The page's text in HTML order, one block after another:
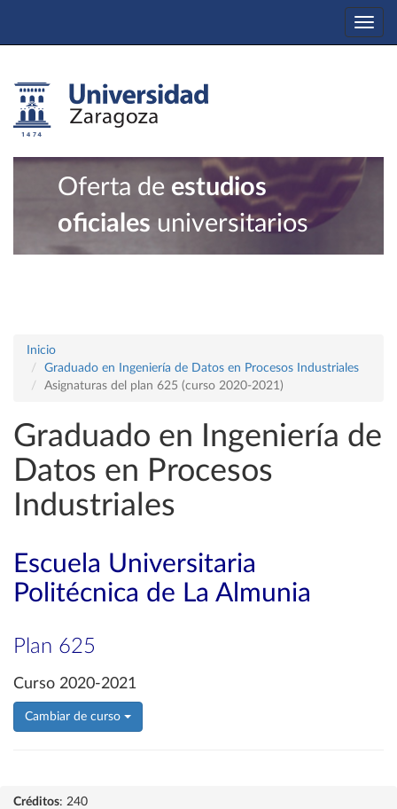
Oferta de estudios
oficiales universitarios
Inicio
Graduado en Ingeniería de Datos en Procesos Industriales
Asignaturas del plan 625 (curso 2020-2021)
Graduado en Ingeniería de
Datos en Procesos
Industriales
Escuela Universitaria
Politécnica de La Almunia
Plan 625
Curso 2020-2021
Cambiar de curso
Créditos: 240